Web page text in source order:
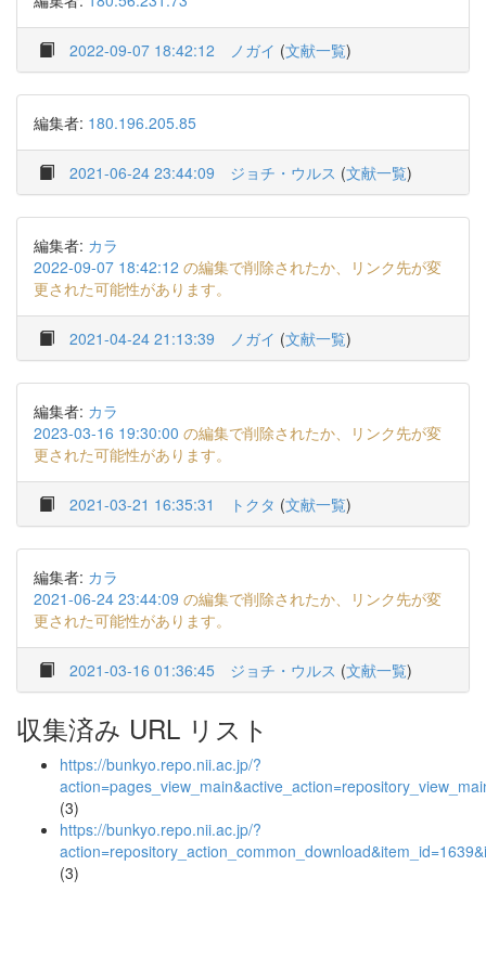
2022-09-07 18:42:12 ノガイ (文献一覧)
編集者: 180.196.205.85
2021-06-24 23:44:09 ジョチ・ウルス (文献一覧)
編集者: カラ
2022-09-07 18:42:12 の編集で削除されたか、リンク先が変
更された可能性があります。
2021-04-24 21:13:39 ノガイ (文献一覧)
編集者: カラ
2023-03-16 19:30:00 の編集で削除されたか、リンク先が変
更された可能性があります。
2021-03-21 16:35:31 トクタ (文献一覧)
編集者: カラ
2021-06-24 23:44:09 の編集で削除されたか、リンク先が変
更された可能性があります。
2021-03-16 01:36:45 ジョチ・ウルス (文献一覧)
収集済み URL リスト
https://bunkyo.repo.nii.ac.jp/?
(3)
https://bunkyo.repo.nii.ac.jp/?
(3)